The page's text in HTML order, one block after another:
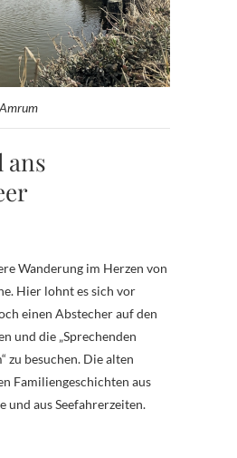
ans
Wanderung im Herzen von
Hier lohnt es sich vor
einen Abstecher auf den
und die „Sprechenden
zu besuchen. Die alten
Familiengeschichten aus
und aus Seefahrerzeiten.